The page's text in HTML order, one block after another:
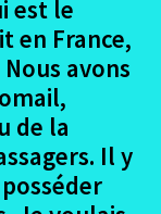
Garonne
canal
est le
en France,
avons
de la
Il y